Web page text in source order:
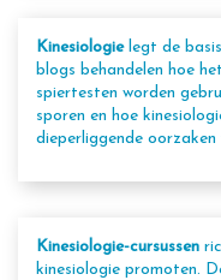
Kinesiologie legt de
blogs behandelen hoe
spiertesten worden
sporen en hoe
dieperliggende oorzaken
Kinesiologie-cursussen
kinesiologie promoten.